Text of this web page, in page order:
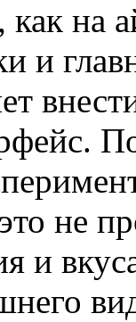
как на
и
не
и